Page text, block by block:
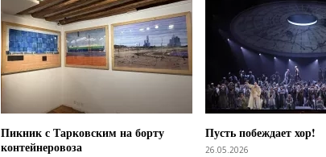
Пикник с Тарковским на борту
контейнеровоза
Пусть побеждает хор!
26.05.2026